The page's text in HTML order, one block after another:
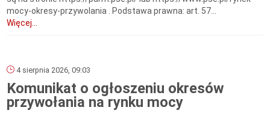
mocy-okresy-przywolania . Podstawa prawna: art. 57...
Więcej...
4 sierpnia 2026, 09:03
Komunikat o ogłoszeniu okresów
przywołania na rynku mocy